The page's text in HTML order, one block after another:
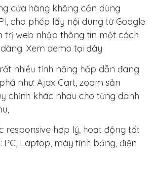
cửa hàng không cần dùng
cho phép lấy nội dung từ Google
trị web nhập thông tin một cách
Xem demo tại đây
nhiều tính năng hấp dẫn đang
như: Ajax Cart, zoom sản
chỉnh khác nhau cho từng danh
responsive hợp lý, hoạt động tốt
PC, Laptop, máy tính bảng, điện